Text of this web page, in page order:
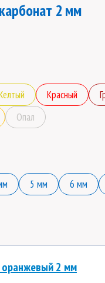
2 мм
Красный
Опал
5 мм 6 мм
2 мм